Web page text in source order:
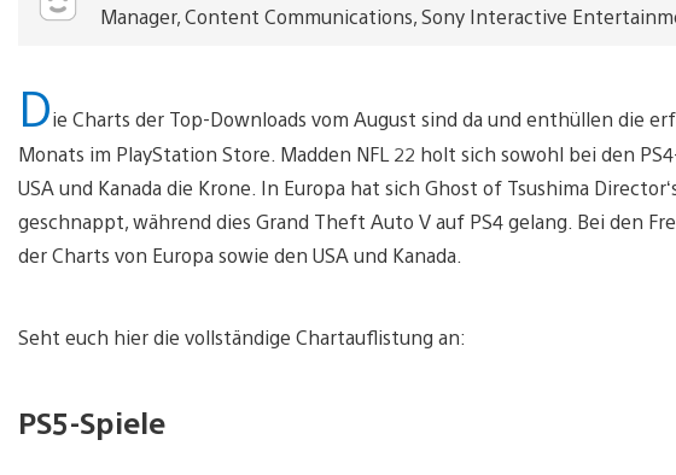
Manager, Content Communications, Sony Interactive
Die Charts der Top-Downloads vom August sind da und enthüllen die
Monats im PlayStation Store. Madden NFL 22 holt sich sowohl bei den
USA und Kanada die Krone. In Europa hat sich Ghost of Tsushima
geschnappt, während dies Grand Theft Auto V auf PS4 gelang. Bei den
der Charts von Europa sowie den USA und Kanada.
Seht euch hier die vollständige Chartauflistung an:
PS5-Spiele